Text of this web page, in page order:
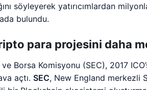
söyleyerek yatırıcımlardan
bulundu.
para projesini daha
Borsa Komisyonu (SEC), 2017
açtı.SEC, New England merkezli